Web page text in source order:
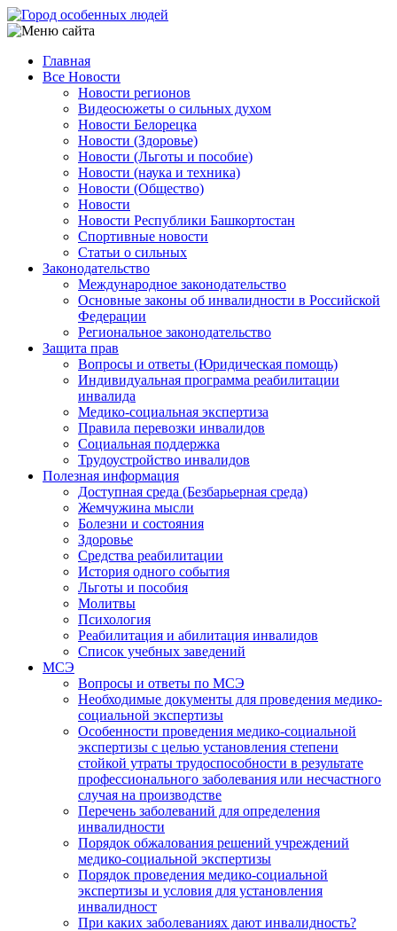
Перейти
к
содержанию
Main
navigation
Главная
Все Новости
Новости регионов
Видеосюжеты о сильных духом
Новости Белорецка
Новости (Здоровье)
Новости (Льготы и пособие)
Новости (наука и техника)
Новости (Общество)
Новости
Новости Республики Башкортостан
Спортивные новости
Статьи о сильных
Законодательство
Международное законодательство
Основные законы об инвалидности в Российской
Федерации
Региональное законодательство
Защита прав
Вопросы и ответы (Юридическая помощь)
Индивидуальная программа реабилитации
инвалида
Медико-социальная экспертиза
Правила перевозки инвалидов
Социальная поддержка
Трудоустройство инвалидов
Полезная информация
Доступная среда (Безбарьерная среда)
Жемчужина мысли
Болезни и состояния
Здоровье
Средства реабилитации
История одного события
Льготы и пособия
Молитвы
Психология
Реабилитация и абилитация инвалидов
Список учебных заведений
МСЭ
Вопросы и ответы по МСЭ
Необходимые документы для проведения медико-
социальной экспертизы
Особенности проведения медико-социальной
экспертизы с целью установления степени
стойкой утраты трудоспособности в результате
профессионального заболевания или несчастного
случая на производстве
Перечень заболеваний для определения
инвалидности
Порядок обжалования решений учреждений
медико-социальной экспертизы
Порядок проведения медико-социальной
экспертизы и условия для установления
инвалидност
При каких заболеваниях дают инвалидность?